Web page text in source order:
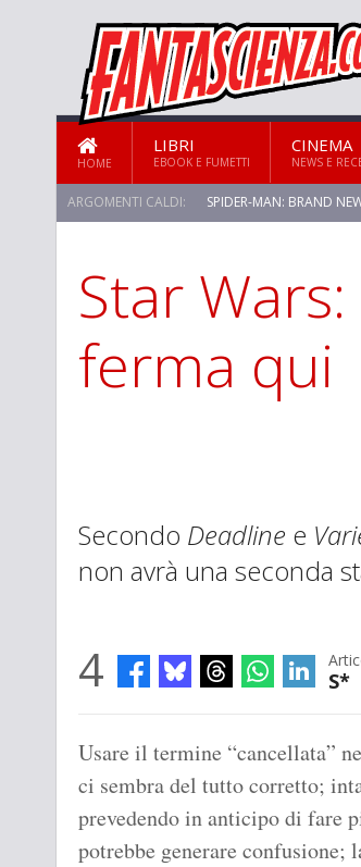
HOME
LIBRI
EBOOK E FUMETTI
CINEMA
NEWS E
ARGOMENTI CALDI: SPIDER-MAN: BRAND
STAR TREK: STRANGE NEW WORLDS
Star
ferma qui
Secondo Deadline e
non avrà una seconda
4 S*
Usare il termine “cancellata”
ci sembra del tutto corretto;
prevedendo in anticipo di fare
potrebbe generare